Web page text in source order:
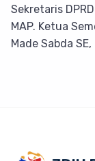
Sekretaris
MAP. Ketua
Made Sabda